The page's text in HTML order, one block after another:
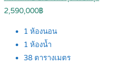
2,590,000฿
1 ห้องนอน
1 ห้องน้ำ
38 ตารางเมตร